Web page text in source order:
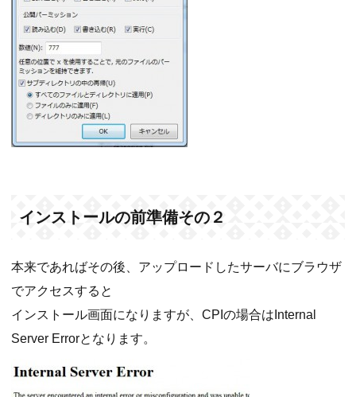
インストールの前準備その２
本来であればその後、アップロードしたサーバにブラウザ
でアクセスすると
インストール画面になりますが、CPIの場合はInternal
Server Errorとなります。